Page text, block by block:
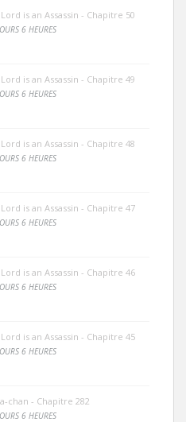
is an Assassin - Chapitre 50
6 HEURES
is an Assassin - Chapitre 49
6 HEURES
is an Assassin - Chapitre 48
6 HEURES
is an Assassin - Chapitre 47
6 HEURES
is an Assassin - Chapitre 46
6 HEURES
is an Assassin - Chapitre 45
6 HEURES
chan - Chapitre 282
6 HEURES